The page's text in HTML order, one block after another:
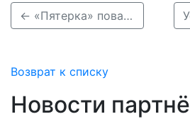
← «Пятерка» повалила столб на Гребном канале в Нижнем Новгороде
Возврат к списку
Новости